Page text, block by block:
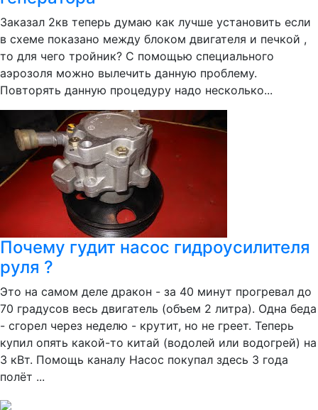
Заказал 2кв теперь думаю как лучше установить если
в схеме показано между блоком двигателя и печкой ,
то для чего тройник? С помощью специального
аэрозоля можно вылечить данную проблему.
Повторять данную процедуру надо несколько...
Почему гудит насос гидроусилителя
руля ?
Это на самом деле дракон - за 40 минут прогревал до
70 градусов весь двигатель (объем 2 литра). Одна беда
- сгорел через неделю - крутит, но не греет. Теперь
купил опять какой-то китай (водолей или водогрей) на
3 кВт. Помощь каналу Насос покупал здесь 3 года
полёт ...